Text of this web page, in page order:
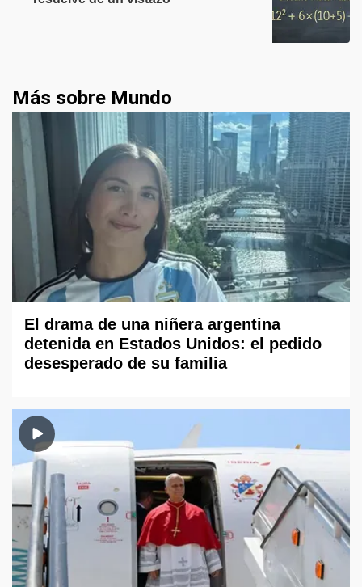
Más sobre Mundo
El drama de una niñera argentina
detenida en Estados Unidos: el pedido
desesperado de su familia